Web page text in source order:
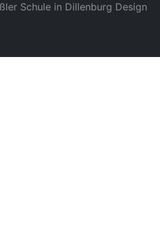
Schule in Dillenburg Design